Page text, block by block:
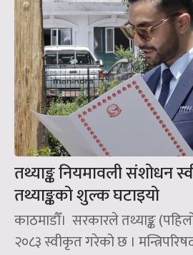
तथ्याङ्क नियमावली संशोधन
तथ्याङ्कको शुल्क घटाइयो
काठमाडौँ। सरकारले तथ्याङ्क
२०८३ स्वीकृत गरेको छ ।